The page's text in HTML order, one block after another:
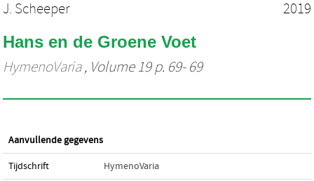
J. Scheeper 2019
Hans en de Groene Voet
HymenoVaria, Volume 19 p. 69- 69
Aanvullende gegevens
Tijdschrift HymenoVaria